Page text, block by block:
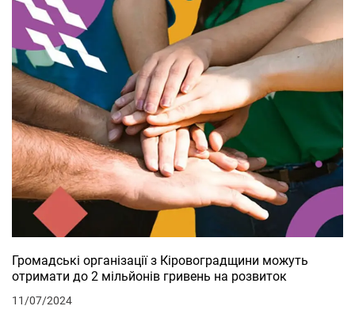
Громадські організації з Кіровоградщини можуть
отримати до 2 мільйонів гривень на розвиток
11/07/2024